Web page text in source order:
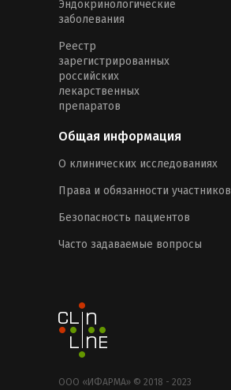
Эндокринологические
заболевания
Реестр
зарегистрированных
российских
лекарственных
препаратов
Общая информация
О клинических исследованиях
Права и обязанности участников
Безопасность пациентов
Часто задаваемые вопросы
ООО «ИФАРМА» © 2018 - 2023